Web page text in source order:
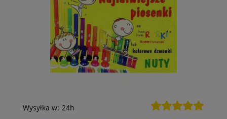
Wysyłka w: 24h